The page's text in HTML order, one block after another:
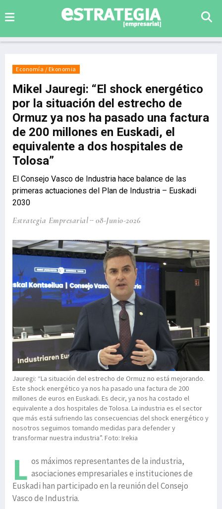
Economía / Ekonomia
Mikel Jauregi: “El shock energético
por la situación del estrecho de
Ormuz ya nos ha pasado una factura
de 200 millones en Euskadi, el
equivalente a dos hospitales de
Tolosa”
El Consejo Vasco de Industria hace balance de las
primeras actuaciones del Plan de Industria – Euskadi
2030
Estrategia Empresarial 08-Junio-2026
Jauregi: “La situación del estrecho de Ormuz no está mejorando.
Este shock energético ya nos ha pasado una factura de 200
millones de euros en Euskadi. Es decir, ya nos ha costado el
equivalente a dos hospitales de Tolosa. La industria es el sector
que más está sufriendo las consecuencias del shock energético y
nosotros seguimos tomando medidas para defender y
transformar nuestra industria”. Foto: Irekia
L os máximos representantes de la industria,
asociaciones empresariales e instituciones de
Euskadi han participado en la reunión del Consejo
Vasco de Industria.